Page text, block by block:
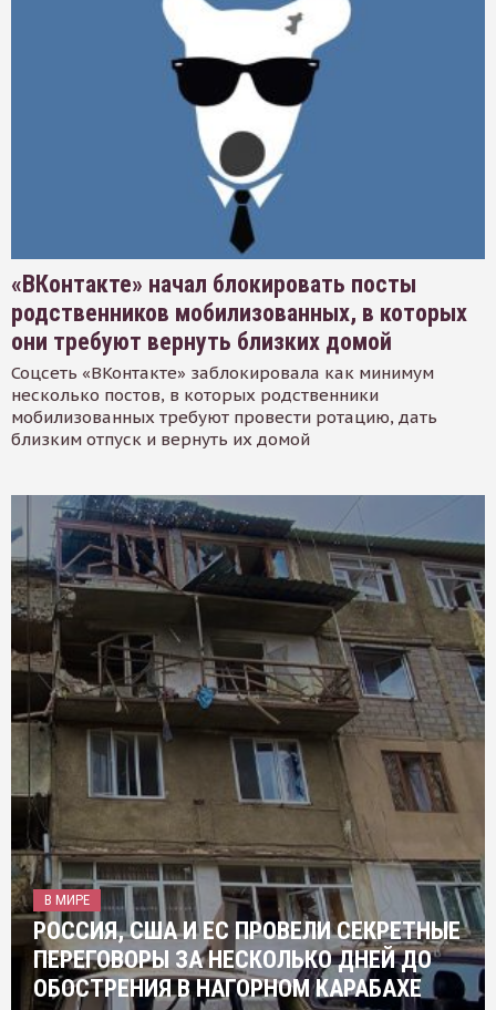
«ВКонтакте» начал блокировать посты
родственников мобилизованных, в которых
они требуют вернуть близких домой
Соцсеть «ВКонтакте» заблокировала как минимум
несколько постов, в которых родственники
мобилизованных требуют провести ротацию, дать
близким отпуск и вернуть их домой
В МИРЕ
РОССИЯ, США И ЕС ПРОВЕЛИ СЕКРЕТНЫЕ
ПЕРЕГОВОРЫ ЗА НЕСКОЛЬКО ДНЕЙ ДО
ОБОСТРЕНИЯ В НАГОРНОМ КАРАБАХЕ